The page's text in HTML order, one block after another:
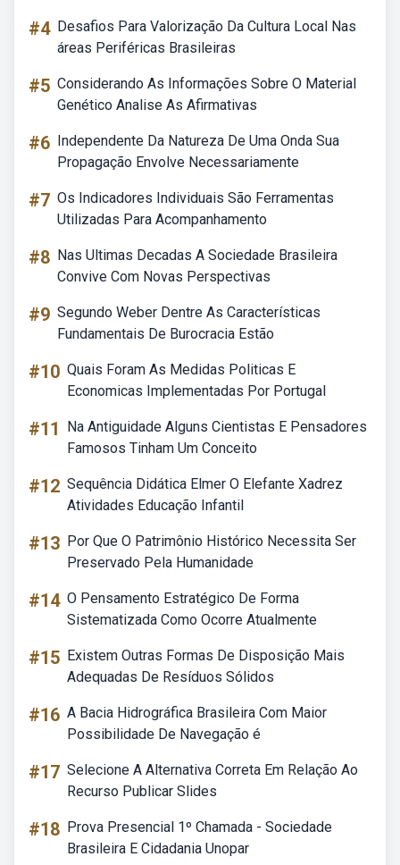
#4 Desafios Para Valorização Da Cultura Local Nas
áreas Periféricas Brasileiras
#5 Considerando As Informações Sobre O Material
Genético Analise As Afirmativas
#6 Independente Da Natureza De Uma Onda Sua
Propagação Envolve Necessariamente
#7 Os Indicadores Individuais São Ferramentas
Utilizadas Para Acompanhamento
#8 Nas Ultimas Decadas A Sociedade Brasileira
Convive Com Novas Perspectivas
#9 Segundo Weber Dentre As Características
Fundamentais De Burocracia Estão
#10 Quais Foram As Medidas Politicas E
Economicas Implementadas Por Portugal
#11
Na Antiguidade Alguns Cientistas E Pensadores
Famosos Tinham Um Conceito
#12 Sequência Didática Elmer O Elefante Xadrez
Atividades Educação Infantil
#13 Por Que O Patrimônio Histórico Necessita Ser
Preservado Pela Humanidade
#14 O Pensamento Estratégico De Forma
Sistematizada Como Ocorre Atualmente
#15 Existem Outras Formas De Disposição Mais
Adequadas De Resíduos Sólidos
#16 A Bacia Hidrográfica Brasileira Com Maior
Possibilidade De Navegação é
#17 Selecione A Alternativa Correta Em Relação Ao
Recurso Publicar Slides
#18 Prova Presencial 1º Chamada - Sociedade
Brasileira E Cidadania Unopar